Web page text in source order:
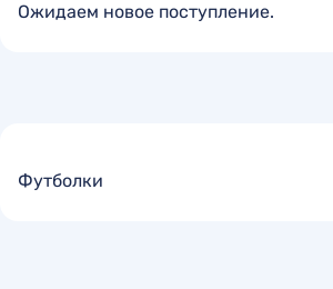
Ожидаем новое поступление.
Футболки